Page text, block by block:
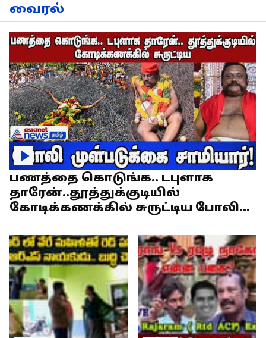
வைரல்
பணத்தை கொடுங்க.. டபுளாக
தாரேன்..தூத்துக்குடியில்
கோடிக்கணக்கில் சுருட்டிய போலி